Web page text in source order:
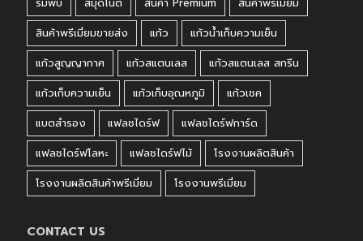
สินค้าพรีเมี่ยมขายส่ง
แก้ว
แก้วน้ำเก็บความเย็น
แก้วสูญญากาศ
แก้วสแตนเลส
แก้วสแตนเลส สกรีน
แก้วเก็บความเย็น
แก้วเก็บอุณหภูมิ
แก้วเชค
แบตสำรอง
แฟลชไดร์ฟ
แฟลชไดร์ฟการ์ด
แฟลชไดร์ฟโลหะ
แฟลชไดร์ฟไม้
โรงงานผลิตสินค้า
โรงงานผลิตสินค้าพรีเมี่ยม
โรงงานพรีเมี่ยม
CONTACT US